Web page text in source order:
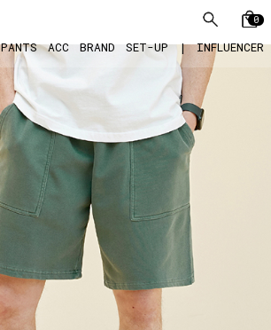
0
PANTS ACC BRAND SET-UP | INFLUENCER